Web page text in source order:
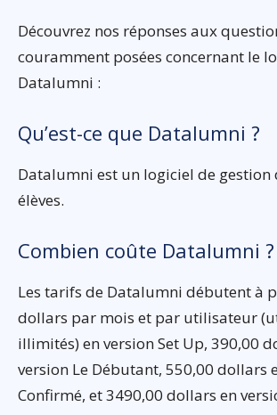
Découvrez nos réponses aux
couramment posées concernant le
Datalumni :
Qu’est-ce que Datalumni ?
Datalumni est un logiciel de gestion
élèves.
Combien coûte Datalumni ?
Les tarifs de Datalumni débutent à
dollars par mois et par utilisateur
illimités) en version Set Up, 390,00
version Le Débutant, 550,00 dollars
Confirmé, et 3490,00 dollars en